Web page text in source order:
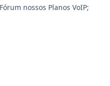
nossos Planos VoIP;